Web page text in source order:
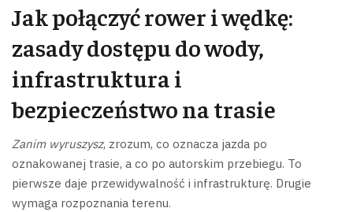
Jak połączyć rower i wędkę:
zasady dostępu do wody,
infrastruktura i
bezpieczeństwo na trasie
Zanim wyruszysz, zrozum, co oznacza jazda po
oznakowanej trasie, a co po autorskim przebiegu. To
pierwsze daje przewidywalność i infrastrukturę. Drugie
wymaga rozpoznania terenu.